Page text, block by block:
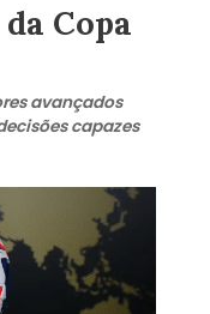
Copa
avançados
capazes